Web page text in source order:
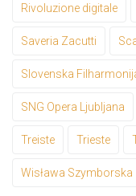
Rivoluzione digitale
Saveria Zacutti
Slovenska
SNG Opera Ljubljana
Treiste Trieste
Wisława Szymborska